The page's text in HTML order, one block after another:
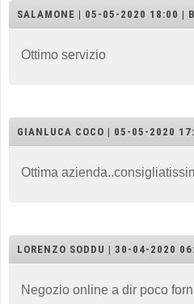
SALAMONE | 05-05-2020 18:00 |
Ottimo servizio
GIANLUCA COCO | 05-05-2020
Ottima
LORENZO SODDU | 30-04-2020
Negozio online a dir poco